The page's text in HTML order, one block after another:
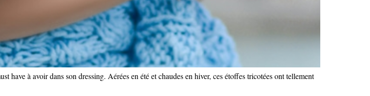
have à avoir dans son dressing. Aérées en été et chaudes en hiver, ces étoffes tricotées ont tellement